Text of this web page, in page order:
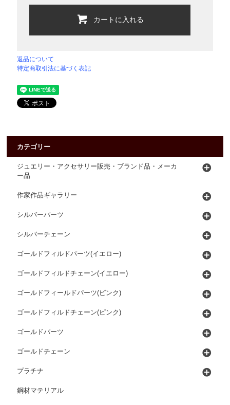
カートに入れる
返品について
特定商取引法に基づく表記
カテゴリー
ジュエリー・アクセサリー販売・ブランド品・メーカ
ー品
作家作品ギャラリー
シルバーパーツ
シルバーチェーン
ゴールドフィルドパーツ(イエロー)
ゴールドフィルドチェーン(イエロー)
ゴールドフィールドパーツ(ピンク)
ゴールドフィルドチェーン(ピンク)
ゴールドパーツ
ゴールドチェーン
プラチナ
鋼材マテリアル